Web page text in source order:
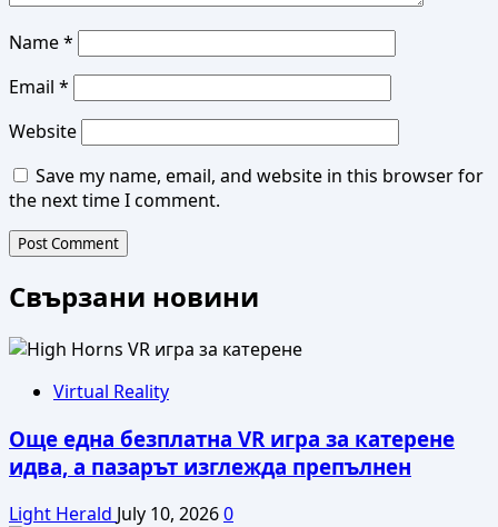
Name*
Email *
Website
Save my name, email, and website in this browser for
the next time I comment.
Свързани новини
Virtual Reality
Още една безплатна VR игра за катерене
идва, а пазарът изглежда препълнен
Light Herald July 10, 20260